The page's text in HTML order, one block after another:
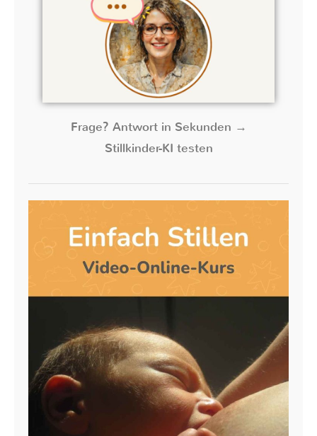
Frage? Antwort in Sekunden →
Stillkinder-KI testen